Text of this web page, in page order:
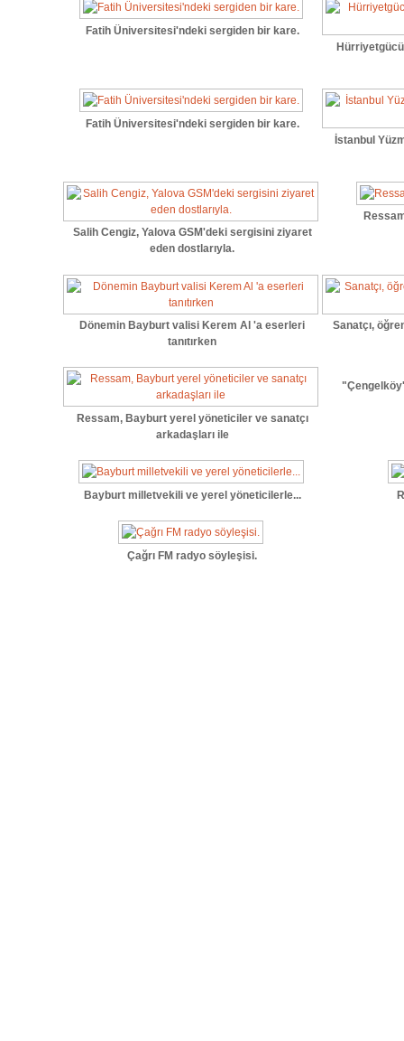
Fatih Üniversitesi'ndeki sergiden bir kare.
Fatih Üniversitesi'ndeki sergiden bir kare.
İstanbul
Salih Cengiz, Yalova GSM'deki sergisini ziyaret
eden dostlarıyla.
Dönemin Bayburt valisi Kerem Al 'a eserleri
tanıtırken
Sanatçı,
Ressam, Bayburt yerel yöneticiler ve sanatçı
arkadaşları ile
Bayburt milletvekili ve yerel yöneticilerle...
Çağrı FM radyo söyleşisi.